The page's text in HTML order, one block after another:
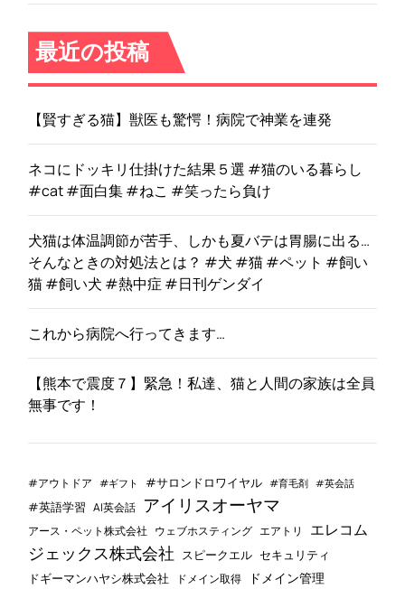
最近の投稿
【賢すぎる猫】獣医も驚愕！病院で神業を連発
ネコにドッキリ仕掛けた結果５選 #猫のいる暮らし
#cat #面白集 #ねこ #笑ったら負け
犬猫は体温調節が苦手、しかも夏バテは胃腸に出る…
そんなときの対処法とは？ #犬 #猫 #ペット #飼い
猫 #飼い犬 #熱中症 #日刊ゲンダイ
これから病院へ行ってきます…
【熊本で震度７】緊急！私達、猫と人間の家族は全員
無事です！
#アウトドア #ギフト #サロンドロワイヤル #育毛剤 #英会話
#英語学習 AI英会話 アイリスオーヤマ
アース・ペット株式会社 ウェブホスティング エアトリ エレコム
ジェックス株式会社 スピークエル セキュリティ
ドギーマンハヤシ株式会社 ドメイン取得 ドメイン管理